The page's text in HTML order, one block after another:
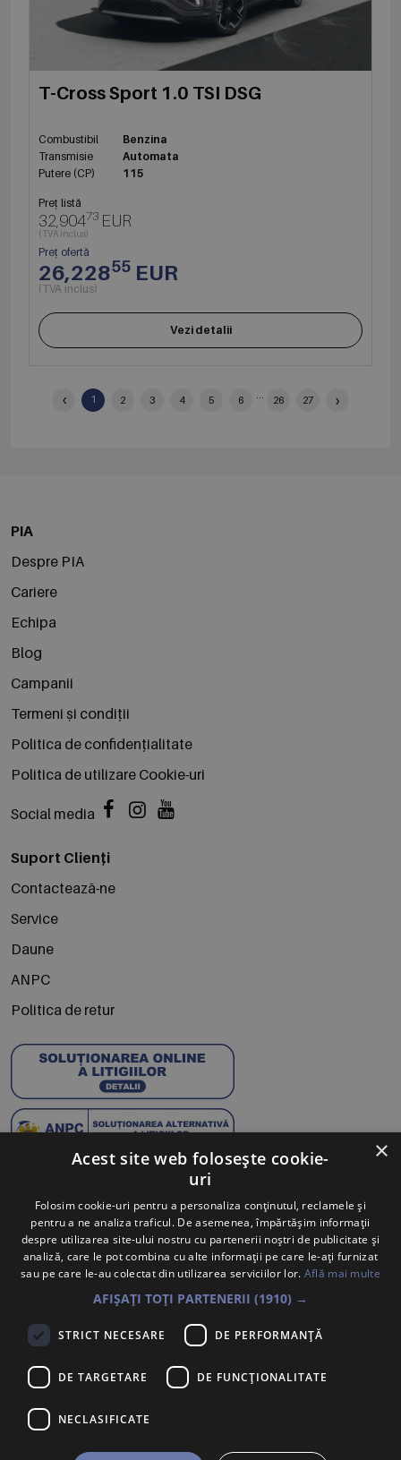
T-Cross Sport 1.0 TSI DSG
Combustibil
Benzina
Transmisie
Automata
Putere (CP)
115
Preț listă
32,90473 EUR
(TVA inclus)
Preț ofertă
26,22855 EUR
(TVA inclus)
Vezi detalii
‹ 1 2 3 4 5 6 ... 26 27 ›
PIA
Despre PIA
Cariere
Echipa
Blog
Campanii
Termeni și condiții
Politica de confidențialitate
Politica de utilizare Cookie-uri
Social media
Suport Clienți
Contactează-ne
Service
Daune
ANPC
Politica de retur
Abonează-te la Newsletter
Te anunțăm când avem oferte noi și promoții la mărcile
tale preferate.
Sunt de acord ca datele cu caracter personal furnizate să fie
colectate pentru a putea fi contactat în vederea solicitării trimise.
Declar că am citit și sunt de acord cu
Voluntari, Bdul. Pipera Nr. 2, Jud. Ilfov,
Înregistrată la Oficiul Registrului Comerțului Ilfov sub nr.
J2007002067233, CUI/CIF RO22188461
×
Acest site web folosește cookie-
uri
Folosim cookie-uri pentru a personaliza conținutul, reclamele și
pentru a ne analiza traficul. De asemenea, împărtășim informații
despre utilizarea site-ului nostru cu partenerii noștri de publicitate și
analiză, care le pot combina cu alte informații pe care le-ați furnizat
sau pe care le-au colectat din utilizarea serviciilor lor. Află mai multe
AFIȘAȚI TOȚI PARTENERII (1910) →
STRICT NECESARE DE PERFORMANȚĂ
DE TARGETARE DE FUNCŢIONALITATE
NECLASIFICATE